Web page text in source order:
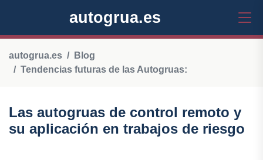
autogrua.es
autogrua.es
Blog
Tendencias futuras de las Autogruas:
Las autogruas de control remoto y
su aplicación en trabajos de riesgo